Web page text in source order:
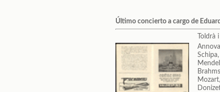
Último concierto a cargo de
Toldrà